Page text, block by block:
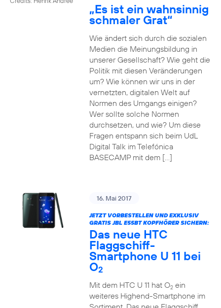
„Es ist ein wahnsinnig
schmaler Grat“
Wie ändert sich durch die sozialen
Medien die Meinungsbildung in
unserer Gesellschaft? Wie geht die
Politik mit diesen Veränderungen
um? Wie können wir uns in der
vernetzten, digitalen Welt auf
Normen des Umgangs einigen?
Wer sollte solche Normen
durchsetzen, und wie? Um diese
Fragen entspann sich beim UdL
Digital Talk im Telefónica
BASECAMP mit dem […]
16. Mai 2017
JETZT VORBESTELLEN UND EXKLUSIV
GRATIS JBL E55BT KOPFHÖRER SICHERN:
Das neue HTC
Flaggschiff-
Smartphone U 11 bei
O2
Mit dem HTC U 11 hat O2ein
weiteres Highend-Smartphone im